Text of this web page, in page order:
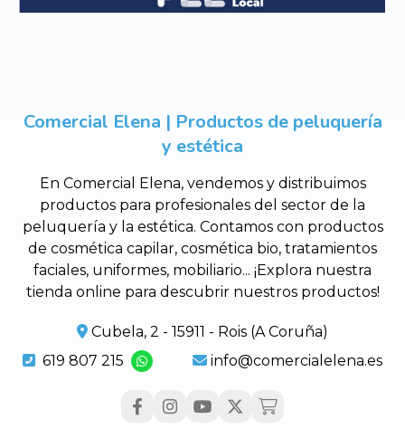
Comercial Elena | Productos de peluquería
y estética
En Comercial Elena, vendemos y distribuimos
productos para profesionales del sector de la
peluquería y la estética. Contamos con productos
de cosmética capilar, cosmética bio, tratamientos
faciales, uniformes, mobiliario... ¡Explora nuestra
tienda online para descubrir nuestros productos!
Cubela, 2 - 15911 - Rois (A Coruña)
619 807 215
info@comercialelena.es